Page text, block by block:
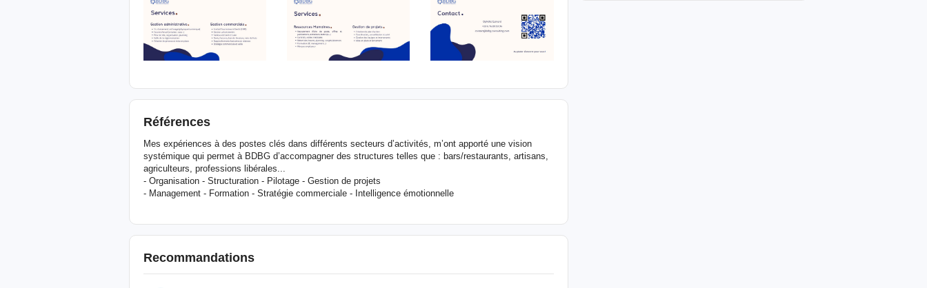
Références
Mes expériences à des postes clés dans différents secteurs d’activités, m’ont apporté une vision
systémique qui permet à BDBG d’accompagner des structures telles que : bars/restaurants, artisans,
agriculteurs, professions libérales...
- Organisation - Structuration - Pilotage - Gestion de projets
- Management - Formation - Stratégie commerciale - Intelligence émotionnelle
Recommandations